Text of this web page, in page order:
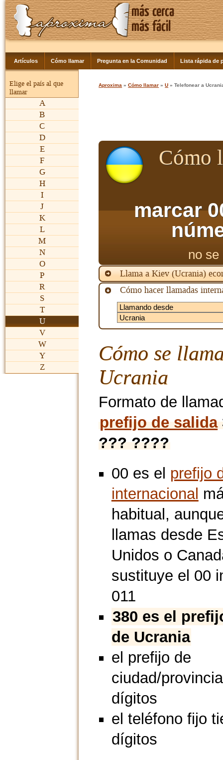
Artículos Cómo llamar Pregunta en la Comunidad Lista rápida de
Elige el país al que
llamar
A
B
C
D
E
F
G
H
I
J
K
L
M
N
O
P
R
S
T
U
V
W
Y
Z
Aproxima »Cómo llamar »U » Telefonear a
Cómo
marcar
no
Llama a Kiev (Ucrania)
Cómo hacer llamadas
Cómo se
Ucrania
Formato de
prefijo de salida
??? ????
00 es el prefijo
internacional
habitual,
llamas desde
Unidos o
sustituye el 00
011
380 es el
de Ucrania
el prefijo de
ciudad/
dígitos
el teléfono fijo
dígitos